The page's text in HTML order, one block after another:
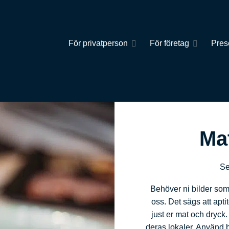
För privatperson
För företag
Behöver ni bilder
oss. Det sägs att
just er mat och